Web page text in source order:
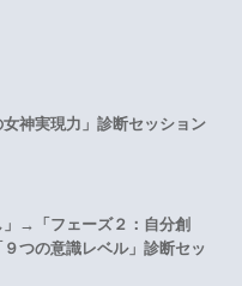
神実現力」診断セッション
」→「フェーズ２：自分創
つの意識レベル」診断セッ